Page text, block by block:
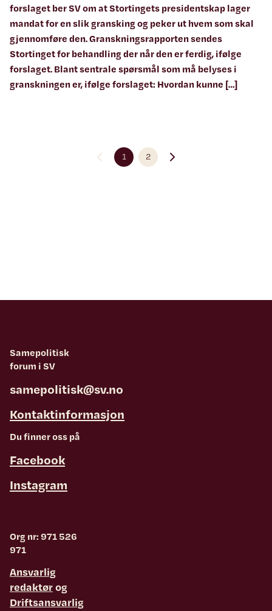
forslaget ber SV om at Stortingets presidentskap lager
mandat for en slik gransking og peker ut hvem som skal
gjennomføre den. Granskningsrapporten sendes
Stortinget for behandling der når den er ferdig, ifølge
forslaget. Blant sentrale spørsmål som må belyses i
granskningen er, ifølge forslaget: Hvordan kunne […]
1 2
Samepolitisk
forum i SV
samepolitisk@sv.no
Kontaktinformasjon
Du finner oss på
Facebook
Instagram
Org nr: 971 526
971
Ansvarlig
redaktørog
Driftsansvarlig